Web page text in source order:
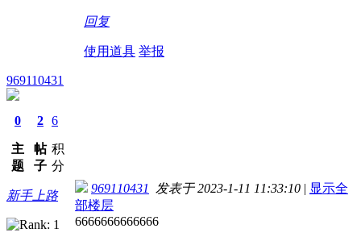
回复
使用道具 举报
969110431
0
主
题
2
帖
子
6
积
分
新手上路
969110431 发表于 2023-1-11 11:33:10 | 显示全
部楼层
6666666666666